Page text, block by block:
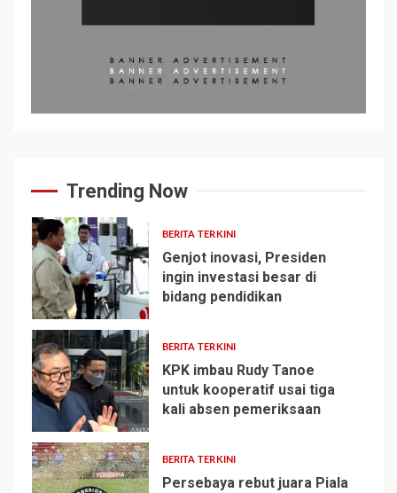
Trending Now
1
BERITA TERKINI
Genjot inovasi, Presiden
ingin investasi besar di
bidang pendidikan
BERITA TERKINI
KPK imbau Rudy Tanoe
untuk kooperatif usai tiga
kali absen pemeriksaan
BERITA TERKINI
Persebaya rebut juara Piala